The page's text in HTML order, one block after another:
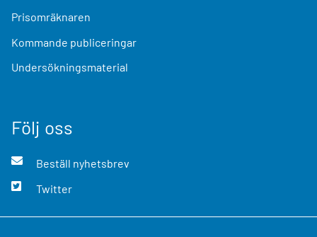
Prisomräknaren
Kommande publiceringar
Undersökningsmaterial
Följ oss
Beställ nyhetsbrev
Twitter